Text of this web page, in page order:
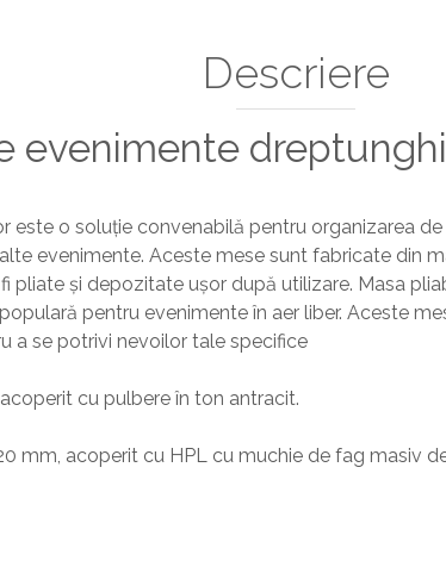
Descriere
evenimente
este o soluție convenabilă pentru organizarea
evenimente. Aceste mese sunt fabricate din
pliate și depozitate ușor după utilizare. Masa
pentru evenimente în aer liber. Aceste
a se potrivi nevoilor tale specifice
cu pulbere în ton antracit.
mm, acoperit cu HPL cu muchie de fag masiv